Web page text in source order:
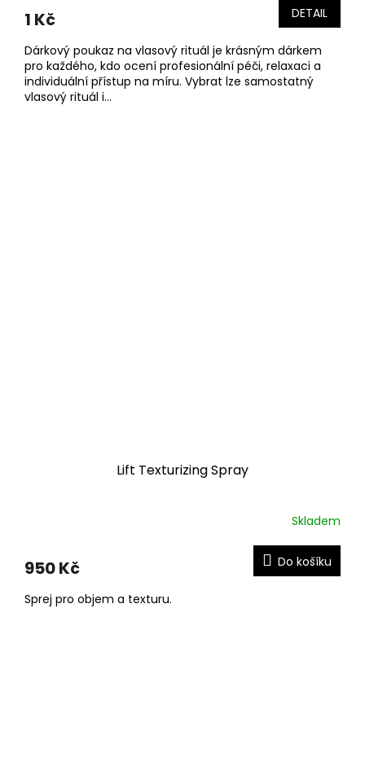
1 Kč DETAIL
Dárkový poukaz na vlasový rituál je krásným dárkem
pro každého, kdo ocení profesionální péči, relaxaci a
individuální přístup na míru. Vybrat lze samostatný
vlasový rituál i...
Lift Texturizing Spray
Skladem
950 Kč Do košíku
Sprej pro objem a texturu.